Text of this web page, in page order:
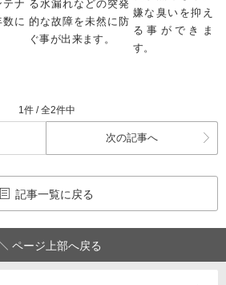
ナ
に
る水漏れなどの突発
的な故障を未然に防
ぐ事が出来ます。
嫌な臭いを抑え
る事ができま
す。
1件 / 全2件中
次の記事へ
記事一覧に戻る
ページ上部へ戻る